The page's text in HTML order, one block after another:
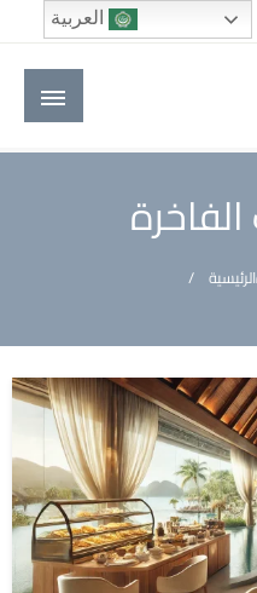
في العالم العربي
الرئيسية
العربية